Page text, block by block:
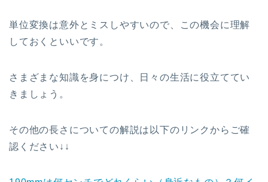
単位変換は意外とミスしやすいので、この機会に理解
しておくといいです。
さまざまな知識を身につけ、日々の生活に役立ててい
きましょう。
その他の長さについての解説は以下のリンクからご確
認ください↓↓